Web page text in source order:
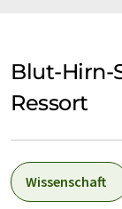
Blut-Hirn-
Ressort
Wissenschaft